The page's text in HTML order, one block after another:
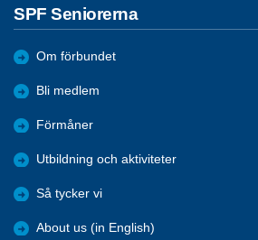
SPF Seniorerna
Om förbundet
Bli medlem
Förmåner
Utbildning och aktiviteter
Så tycker vi
About us (in English)